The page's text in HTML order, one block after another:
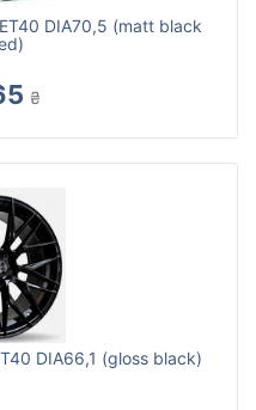
DIA70,5 (matt black
₴
DIA66,1 (gloss black)